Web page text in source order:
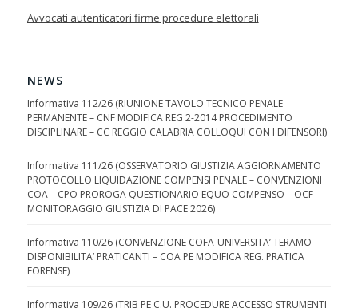
Avvocati autenticatori firme procedure elettorali
NEWS
Informativa 112/26 (RIUNIONE TAVOLO TECNICO PENALE
PERMANENTE – CNF MODIFICA REG 2-2014 PROCEDIMENTO
DISCIPLINARE – CC REGGIO CALABRIA COLLOQUI CON I DIFENSORI)
Informativa 111/26 (OSSERVATORIO GIUSTIZIA AGGIORNAMENTO
PROTOCOLLO LIQUIDAZIONE COMPENSI PENALE – CONVENZIONI
COA – CPO PROROGA QUESTIONARIO EQUO COMPENSO – OCF
MONITORAGGIO GIUSTIZIA DI PACE 2026)
Informativa 110/26 (CONVENZIONE COFA-UNIVERSITA’ TERAMO
DISPONIBILITA’ PRATICANTI – COA PE MODIFICA REG. PRATICA
FORENSE)
Informativa 109/26 (TRIB PE C.U. PROCEDURE ACCESSO STRUMENTI